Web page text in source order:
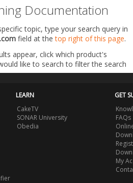
Documentation
topic, type your search query in
field at thetop right of this page.
appear, click which product's
like to search to filter the search
LEARN
CakeTV
SONAR University
Obedia
GET
FAQs
My